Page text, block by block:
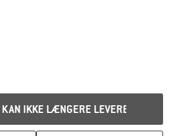
IKKE LÆNGERE LEVERES